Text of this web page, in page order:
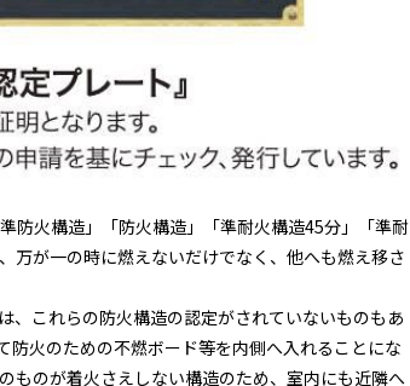
防火構造」「防火構造」「準耐火構造45分」「準耐
万が一の時に燃えないだけでなく、他へも燃え移さ
、これらの防火構造の認定がされていないものもあ
防火のための不燃ボード等を内側へ入れることにな
ものが着火さえしない構造のため、室内にも近隣へ